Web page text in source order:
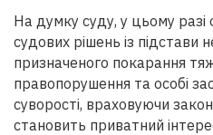
На думку суду, у цьому
судових рішень із підстави
призначеного покарання
правопорушення та особі
суворості, враховуючи
становить приватний